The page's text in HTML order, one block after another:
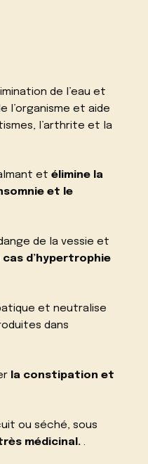
de l’eau et
l’organisme et aide
l’arthrite et la
etélimine la
et le
de la vessie et
d’hypertrophie
et neutralise
dans
la constipation et
ou séché, sous
médicinal..